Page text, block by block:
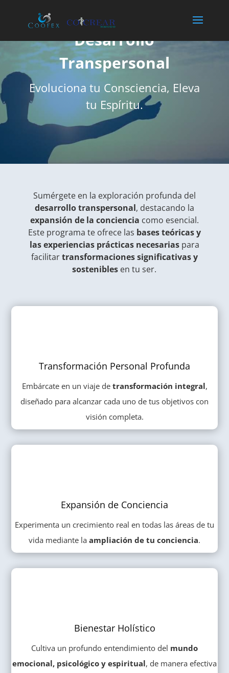
Diplomado en
Desarrollo
Transpersonal
Evoluciona tu Consciencia, Eleva
tu Espíritu.
Sumérgete en la exploración profunda del
desarrollo transpersonal, destacando la
expansión de la conciencia como esencial.
Este programa te ofrece las bases teóricas y
las experiencias prácticas necesariaspara
facilitartransformaciones significativas y
sostenibles en tu ser.
Transformación Personal Profunda
Embárcate en un viaje de transformación integral,
diseñado para alcanzar cada uno de tus objetivos con
visión completa.
Expansión de Conciencia
Experimenta un crecimiento real en todas las áreas de tu
vida mediante la ampliación de tu conciencia.
Bienestar Holístico
Cultiva un profundo entendimiento del mundo
emocional, psicológico y espiritual, de manera efectiva